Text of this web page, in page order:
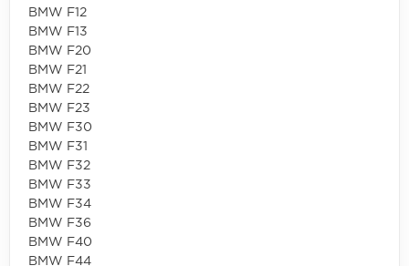
BMW F12
BMW F13
BMW F20
BMW F21
BMW F22
BMW F23
BMW F30
BMW F31
BMW F32
BMW F33
BMW F34
BMW F36
BMW F40
BMW F44